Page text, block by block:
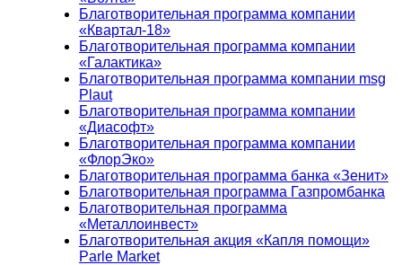
Благотворительная программа компании
«Квартал-18»
Благотворительная программа компании
«Галактика»
Благотворительная программа компании msg
Plaut
Благотворительная программа компании
«Диасофт»
Благотворительная программа компании
«ФлорЭко»
Благотворительная программа банка «Зенит»
Благотворительная программа Газпромбанка
Благотворительная программа
«Металлоинвест»
Благотворительная акция «Капля помощи»
Parle Market